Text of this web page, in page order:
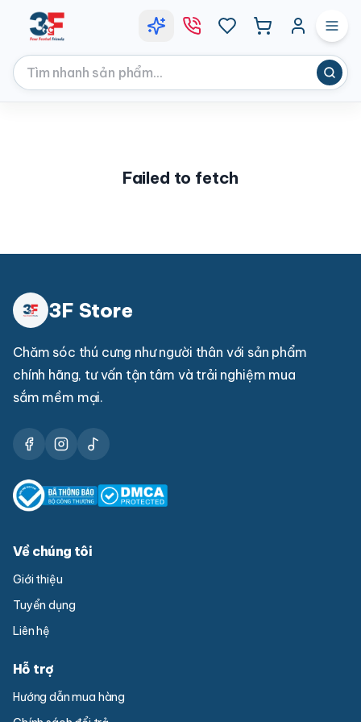
Failed to fetch
3F Store
Chăm sóc thú cưng như người thân với sản phẩm
chính hãng, tư vấn tận tâm và trải nghiệm mua
sắm mềm mại.
Về chúng tôi
Giới thiệu
Tuyển dụng
Liên hệ
Hỗ trợ
Hướng dẫn mua hàng